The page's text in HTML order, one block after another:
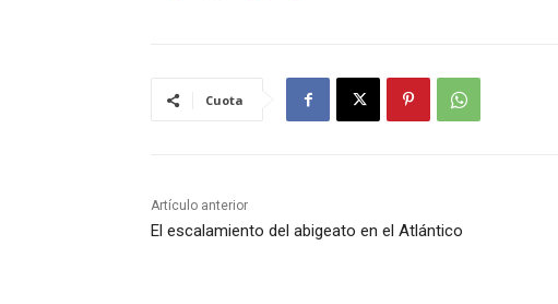
Cuota
Artículo anterior
El escalamiento del abigeato en el Atlántico